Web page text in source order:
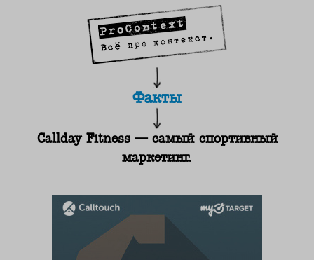
Факты
Callday Fitness — самый спортивный
маркетинг.